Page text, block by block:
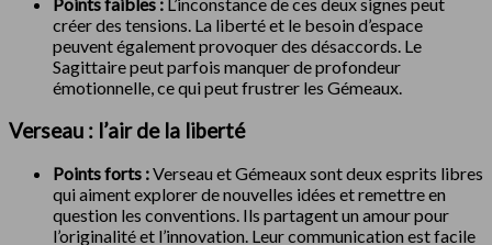
créer des tensions. La liberté et le besoin d’espace
peuvent également provoquer des désaccords. Le
Sagittaire peut parfois manquer de profondeur
émotionnelle, ce qui peut frustrer les Gémeaux.
Verseau : l’air de la liberté
Points forts :Verseau et Gémeaux sont deux esprits libres
qui aiment explorer de nouvelles idées et remettre en
question les conventions. Ils partagent un amour pour
l’originalité et l’innovation. Leur communication est facile